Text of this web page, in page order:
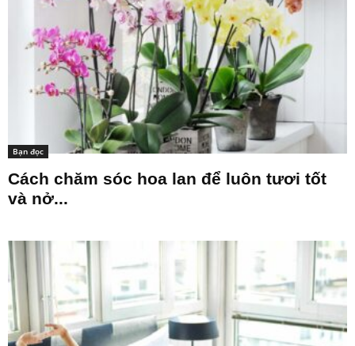
Bạn đọc
Cách chăm sóc hoa lan để luôn tươi tốt
và nở...